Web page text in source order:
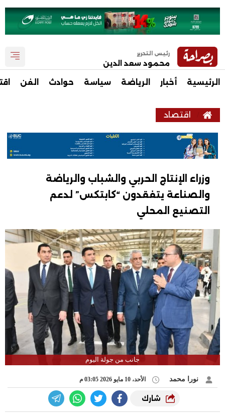
رئيس التحرير
محمود سعد الدين
الرئيسية أخبار الرياضة سياسة حوادث الفن
اقتصاد
وزراء الإنتاج الحربي والشباب والرياضة
والصناعة يتفقدون “كابتكس” لدعم
التصنيع المحلي
جانب من جولة اليوم
نورا محمد الأحد، 10 مايو 2026 03:05 م
شارك